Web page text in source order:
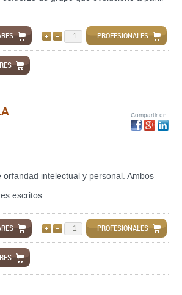
AÑADIRQUITAR
PROFESIONALES
intelectual y personal. Ambos
escritos ...
Compartir en:
AÑADIRQUITAR
PROFESIONALES